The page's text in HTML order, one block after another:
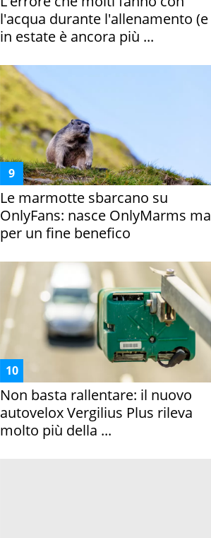
l'acqua durante l'allenamento (e
in estate è ancora più ...
Le marmotte sbarcano su
OnlyFans: nasce OnlyMarms ma
per un fine benefico
Non basta rallentare: il nuovo
autovelox Vergilius Plus rileva
molto più della ...